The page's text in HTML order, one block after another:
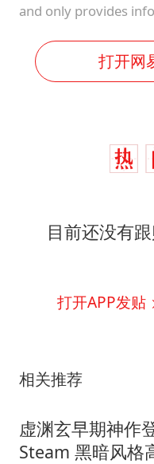
and only provides
打开网
目前还没有
打开APP发贴
相关推荐
虚渊玄早期神作
Steam 黑暗风格